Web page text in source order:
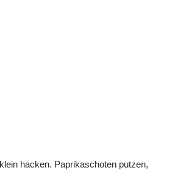
hacken. Paprikaschoten putzen,